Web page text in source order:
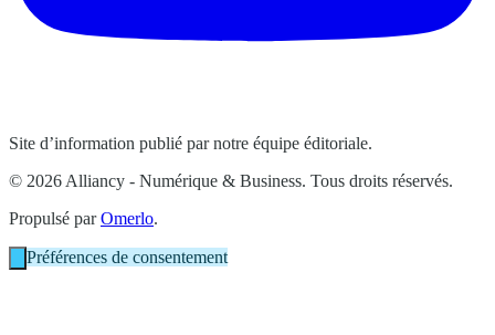
Site d’information publié par notre équipe éditoriale.
© 2026 Alliancy - Numérique & Business. Tous droits réservés.
Propulsé parOmerlo.
Préférences de consentement